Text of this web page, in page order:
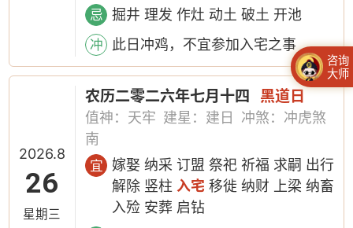
忌 掘井 理发 作灶 动土 破土 开池
冲 此日冲鸡，不宜参加入宅之事
2026.8
26
星期三
农历二零二六年七月十四 黑道日
值神：天牢 建星：建日
冲煞：冲虎煞
南
宜
嫁娶 纳采 订盟 祭祀 祈福 求嗣 出行
解除 竖柱入宅 移徙 纳财 上梁 纳畜
入殓 安葬 启钻
咨询
大师